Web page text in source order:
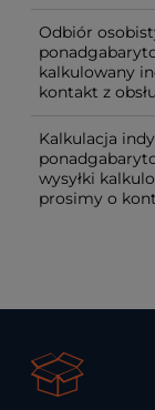
Odbiór
kalkulowany
kontakt z
Kalkulacja
wysyłki
prosimy o